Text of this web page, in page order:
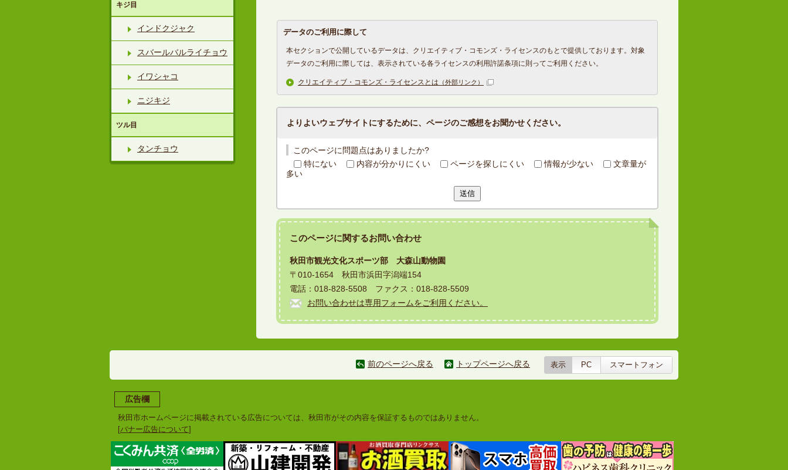
データのご利用に際して
本セクションで公開しているデータは、クリエイティブ・コモンズ・ライセンスのもとで提供しております。対象
データのご利用に際しては、表示されている各ライセンスの利用許諾条項に則ってご利用ください。
クリエイティブ・コモンズ・ライセンスとは （外部リンク）
よりよいウェブサイトにするために、ページのご感想をお聞かせください。
このページに問題点はありましたか?
特にない
内容が分かりにくい ページを探しにくい 情報が少ない
文章量が
多い
送信
このページに関するお問い合わせ
秋田市観光文化スポーツ部 大森山動物園
〒010-1654 秋田市浜田字潟端154
電話：018-828-5508 ファクス：018-828-5509
お問い合わせは専用フォームをご利用ください。
キジ目
インドクジャク
スバールバルライチョウ
イワシャコ
ニジキジ
ツル目
タンチョウ
前のページへ戻る トップページへ戻る 表示 PC スマートフォン
広告欄
秋田市ホームページに掲載されている広告については、秋田市がその内容を保証するものではありません。
[バナー広告について]